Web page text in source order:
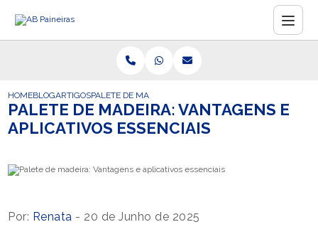
HOMEBLOGARTIGOSPALETE DE MADEIRA: VANTAGENS E APLICATIVOS
PALETE DE MADEIRA: VANTAGENS E
APLICATIVOS ESSENCIAIS
Por: Renata - 20 de Junho de 2025